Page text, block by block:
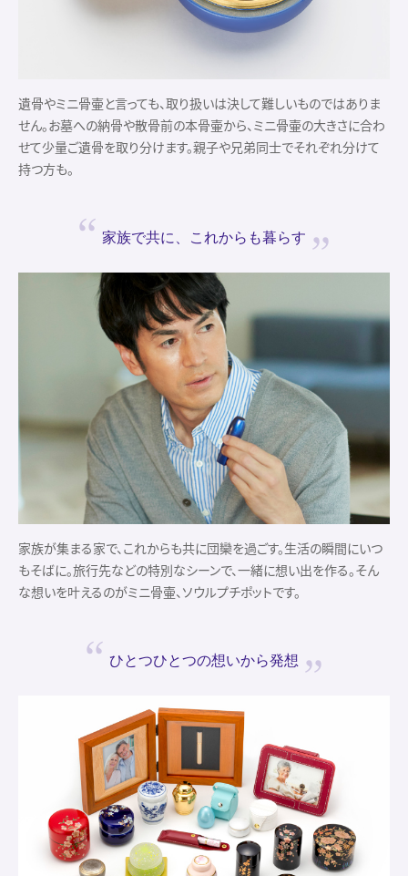
遺骨やミニ骨壷と言っても、取り扱いは決して難しいものではありま
せん。お墓への納骨や散骨前の本骨壷から、ミニ骨壷の大きさに合わ
せて少量ご遺骨を取り分けます。親子や兄弟同士でそれぞれ分けて
持つ方も。
家族で共に、 これからも暮らす
家族が集まる家で、これからも共に団欒を過ごす。生活の瞬間にいつ
もそばに。旅行先などの特別なシーンで、一緒に想い出を作る。そん
な想いを叶えるのがミニ骨壷、ソウルプチポットです。
ひとつひとつの想いから発想